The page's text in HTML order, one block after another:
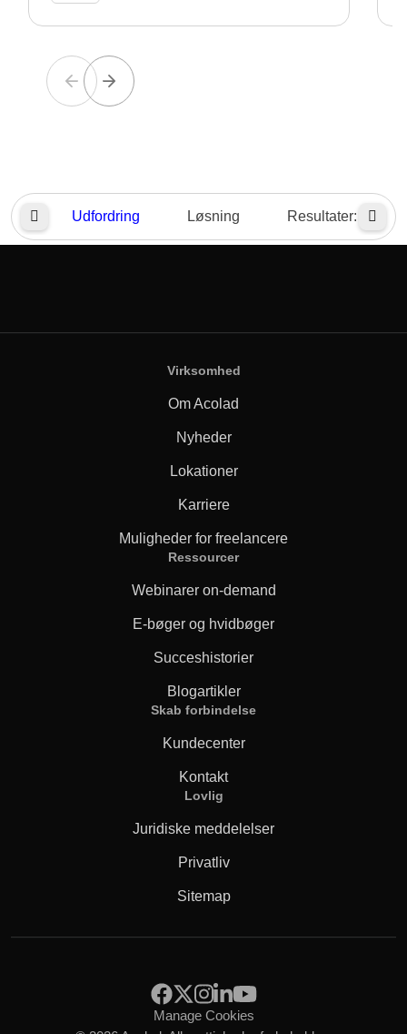
Udfordring Løsning Resultater:
Virksomhed
Om Acolad
Nyheder
Lokationer
Karriere
Muligheder for freelancere
Ressourcer
Webinarer on-demand
E-bøger og hvidbøger
Succeshistorier
Blogartikler
Skab forbindelse
Kundecenter
Kontakt
Lovlig
Juridiske meddelelser
Privatliv
Sitemap
Manage Cookies